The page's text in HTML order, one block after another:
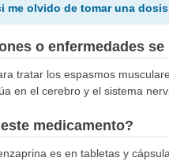
me olvido de tomar una
o enfermedades
tratar los espasmos
en el cerebro y el sistema
medicamento?
es en tabletas y